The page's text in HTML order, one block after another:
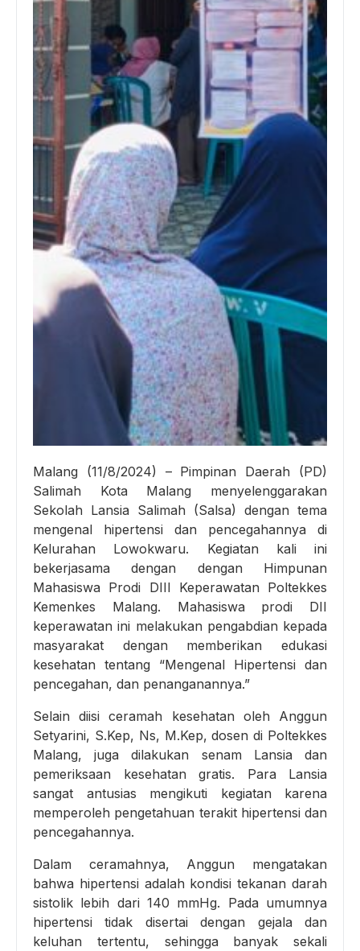
Malang (11/8/2024) – Pimpinan Daerah (PD)
Salimah Kota Malang menyelenggarakan
Sekolah Lansia Salimah (Salsa) dengan tema
mengenal hipertensi dan pencegahannya di
Kelurahan Lowokwaru. Kegiatan kali ini
bekerjasama dengan dengan Himpunan
Mahasiswa Prodi DIII Keperawatan Poltekkes
Kemenkes Malang. Mahasiswa prodi DII
keperawatan ini melakukan pengabdian kepada
masyarakat dengan memberikan edukasi
kesehatan tentang “Mengenal Hipertensi dan
pencegahan, dan penanganannya.”
Selain diisi ceramah kesehatan oleh Anggun
Setyarini, S.Kep, Ns, M.Kep, dosen di Poltekkes
Malang, juga dilakukan senam Lansia dan
pemeriksaan kesehatan gratis. Para Lansia
sangat antusias mengikuti kegiatan karena
memperoleh pengetahuan terakit hipertensi dan
pencegahannya.
Dalam ceramahnya, Anggun mengatakan
bahwa hipertensi adalah kondisi tekanan darah
sistolik lebih dari 140 mmHg. Pada umumnya
hipertensi tidak disertai dengan gejala dan
keluhan tertentu, sehingga banyak sekali